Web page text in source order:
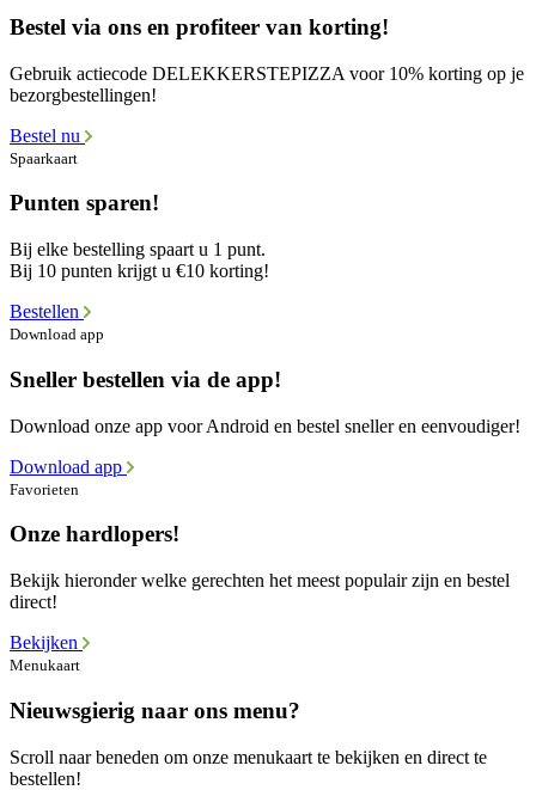
Bestel via ons en profiteer van korting!
Gebruik actiecode DELEKKERSTEPIZZA voor 10% korting op je
bezorgbestellingen!
Bestel nu
Spaarkaart
Punten sparen!
Bij elke bestelling spaart u 1 punt.
Bij 10 punten krijgt u €10 korting!
Bestellen
Download app
Sneller bestellen via de app!
Download onze app voor Android en bestel sneller en eenvoudiger!
Download app
Favorieten
Onze hardlopers!
Bekijk hieronder welke gerechten het meest populair zijn en bestel
direct!
Bekijken
Menukaart
Nieuwsgierig naar ons menu?
Scroll naar beneden om onze menukaart te bekijken en direct te
bestellen!